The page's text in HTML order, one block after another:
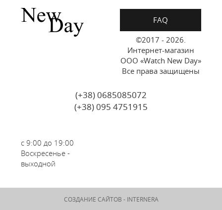
FAQ
©2017 - 2026.
Интернет-магазин
ООО «Watch New Day»
Все права защищены
(+38) 0685085072
(+38) 095 4751915
с 9:00 до 19:00
Воскресенье -
выходной
СОЗДАНИЕ САЙТОВ - INTERNERA